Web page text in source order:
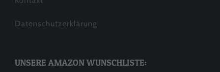
Datenschutzerklärung
UNSERE AMAZON WUNSCHLISTE: